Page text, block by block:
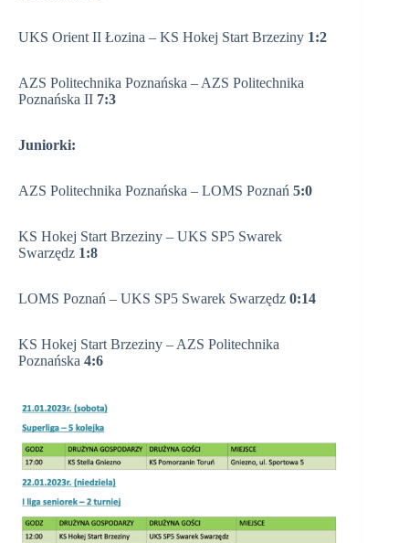
UKS Orient II Łozina – KS Hokej Start Brzeziny 1:2
AZS Politechnika Poznańska – AZS Politechnika
Poznańska II 7:3
Juniorki:
AZS Politechnika Poznańska – LOMS Poznań 5:0
KS Hokej Start Brzeziny – UKS SP5 Swarek
Swarzędz 1:8
LOMS Poznań – UKS SP5 Swarek Swarzędz 0:14
KS Hokej Start Brzeziny – AZS Politechnika
Poznańska 4:6